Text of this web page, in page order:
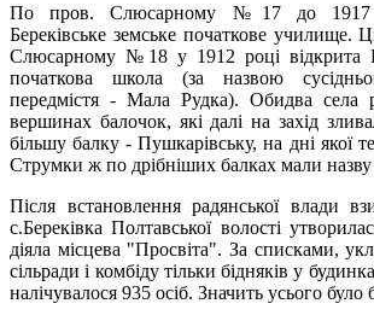
По пров. Слюсарному №17 до 1917
Береківське земське початкове училище.
Слюсарному №18 у 1912 році відкрита
початкова школа (за назвою
передмістя - Мала Рудка). Обидва села
вершинах балочок, які далі на захід
більшу балку - Пушкарівську, на дні якої
Струмки ж по дрібніших балках мали
Після встановлення радянської влади
с.Береківка Полтавської волості
діяла місцева "Просвіта". За списками,
сільради і комбіду тільки бідняків у
налічувалося 935 осіб. Значить усього було